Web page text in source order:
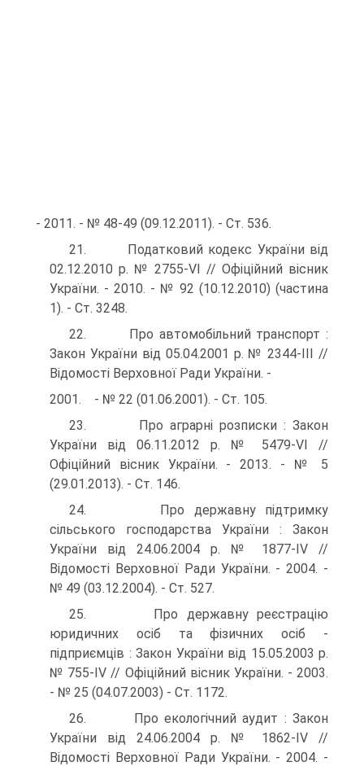
- 2011. - № 48-49 (09.12.2011). - Ст. 536.
21. Податковий кодекс України від
02.12.2010 р. № 2755-VI // Офіційний вісник
України. - 2010. - № 92 (10.12.2010) (час­тина
1). - Ст. 3248.
22. Про автомобільний транспорт :
Закон України від 05.04.2001 р. № 2344-III //
Відомості Верховної Ради України. -
2001. - № 22 (01.06.2001). - Ст. 105.
23. Про аграрні розписки : Закон
України від 06.11.2012 р. № 5479-VI //
Офіційний вісник України. - 2013. - № 5
(29.01.2013). - Ст. 146.
24. Про державну підтримку
сільського господарства України : Закон
України від 24.06.2004 р. № 1877-IV //
Відомості Верховної Ради України. - 2004. -
№ 49 (03.12.2004). - Ст. 527.
25. Про державну реєстрацію
юридичних осіб та фізичних осіб -
підприємців : Закон України від 15.05.2003 р.
№ 755-IV // Офіційний вісник України. - 2003.
- № 25 (04.07.2003) - Ст. 1172.
26. Про екологічний аудит : Закон
України від 24.06.2004 р. № 1862-IV //
Відомості Верховної Ради України. - 2004. -